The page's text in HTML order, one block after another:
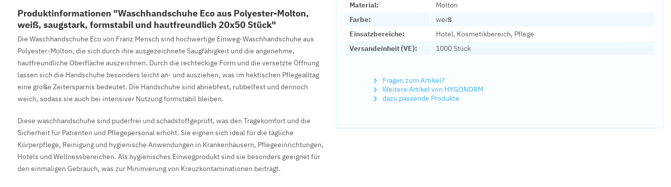
Material:
Molton
Farbe:
weiß
Einsatzbereiche:
Hotel, Kosmetikbereich, Pflege
Versandeinheit (VE):
1000 Stück
Fragen zum Artikel?
Weitere Artikel von HYGONORM
dazu passende Produkte
Produktinformationen "Waschhandschuhe Eco aus Polyester-Molton,
weiß, saugstark, formstabil und hautfreundlich 20x50 Stück"
Die Waschhandschuhe Eco von Franz Mensch sind hochwertige Einweg-Waschhandschuhe aus
Polyester-Molton, die sich durch ihre ausgezeichnete Saugfähigkeit und die angenehme,
hautfreundliche Oberfläche auszeichnen. Durch die rechteckige Form und die versetzte Öffnung
lassen sich die Handschuhe besonders leicht an- und ausziehen, was im hektischen Pflegealltag
eine große Zeitersparnis bedeutet. Die Handschuhe sind abriebfest, rubbelfest und dennoch
weich, sodass sie auch bei intensiver Nutzung formstabil bleiben.
Diese waschhandschuhe sind puderfrei und schadstoffgeprüft, was den Tragekomfort und die
Sicherheit für Patienten und Pflegepersonal erhöht. Sie eignen sich ideal für die tägliche
Körperpflege, Reinigung und hygienische Anwendungen in Krankenhäusern, Pflegeeinrichtungen,
Hotels und Wellnessbereichen. Als hygienisches Einwegprodukt sind sie besonders geeignet für
den einmaligen Gebrauch, was zur Minimierung von Kreuzkontaminationen beiträgt.